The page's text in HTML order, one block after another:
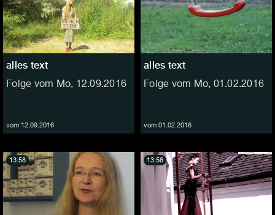
alles text
Folge vom Mo, 12.09.2016
vom 12.09.2016
alles text
Folge vom Mo, 01.02.2016
vom 01.02.2016
13:58 13:56